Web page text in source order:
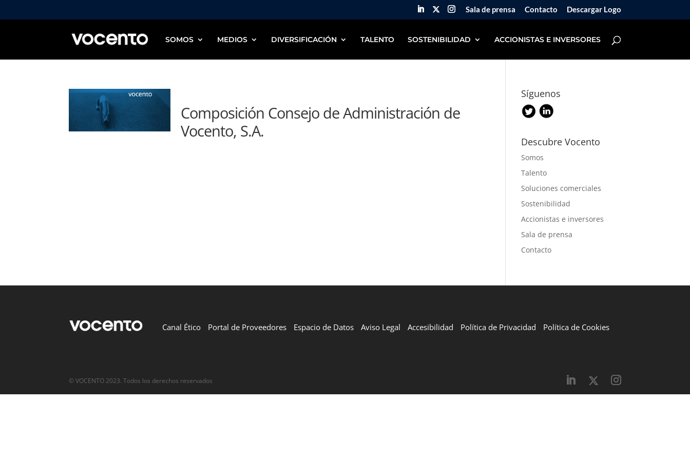
Sala de prensa Contacto Descargar Logo
SOMOS MEDIOS DIVERSIFICACIÓN TALENTO SOSTENIBILIDAD ACCIONISTAS E INVERSORES
Composición Consejo de Administración de
Vocento, S.A.
Síguenos
Descubre Vocento
Somos
Talento
Soluciones comerciales
Sostenibilidad
Accionistas e inversores
Sala de prensa
Contacto
Canal Ético Portal de Proveedores Espacio de Datos Aviso Legal Accesibilidad Política de Privacidad Política de Cookies
© VOCENTO 2023. Todos los derechos reservados